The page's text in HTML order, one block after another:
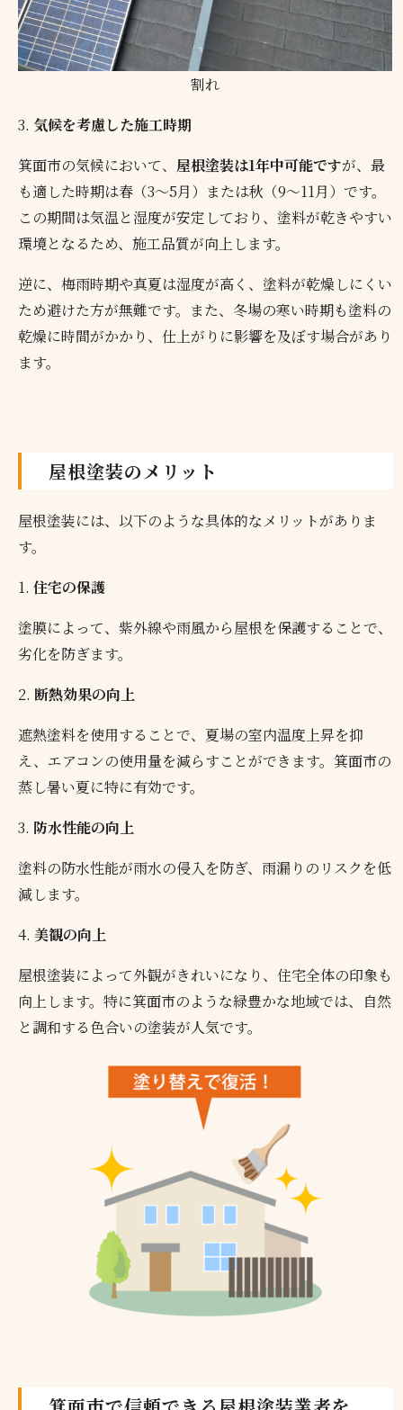
割れ
3. 気候を考慮した施工時期
箕面市の気候において、 屋根塗装は1年中可能ですが、最
も適した時期は春（3～5月）または秋（9～11月）です。
この期間は気温と湿度が安定しており、塗料が乾きやすい
環境となるため、施工品質が向上します。
逆に、梅雨時期や真夏は湿度が高く、塗料が乾燥しにくい
ため避けた方が無難です。また、冬場の寒い時期も塗料の
乾燥に時間がかかり、仕上がりに影響を及ぼす場合があり
ます。
屋根塗装のメリット
屋根塗装には、以下のような具体的なメリットがありま
す。
1.住宅の保護
塗膜によって、紫外線や雨風から屋根を保護することで、
劣化を防ぎます。
2. 断熱効果の向上
遮熱塗料を使用することで、夏場の室内温度上昇を抑
え、エアコンの使用量を減らすことができます。箕面市の
蒸し暑い夏に特に有効です。
3. 防水性能の向上
塗料の防水性能が雨水の侵入を防ぎ、雨漏りのリスクを低
減します。
4.美観の向上
屋根塗装によって外観がきれいになり、住宅全体の印象も
向上します。特に箕面市のような緑豊かな地域では、自然
と調和する色合いの塗装が人気です。